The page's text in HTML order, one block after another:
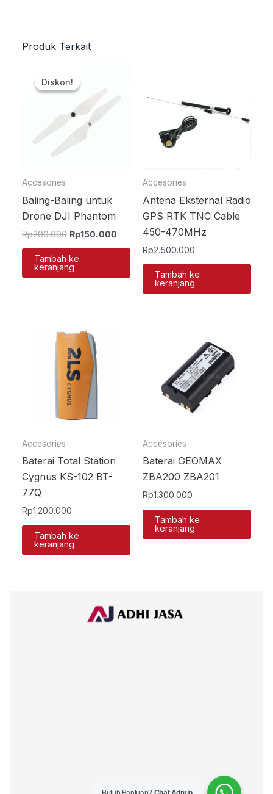
Produk Terkait
Diskon!
Diskon!
Accesories
Baling-Baling untuk
Drone DJI Phantom
Rp200.000
aslinya
adalah:
Rp200.000.
Rp150.000
Tambah ke
keranjang
Accesories
Antena Eksternal Radio
GPS RTK TNC Cable
450-470MHz
Rp2.500.000
Tambah ke
keranjang
Accesories
Baterai Total Station
Cygnus KS-102 BT-
77Q
Rp1.200.000
Tambah ke
keranjang
Accesories
Baterai GEOMAX
ZBA200 ZBA201
Rp1.300.000
Tambah ke
keranjang